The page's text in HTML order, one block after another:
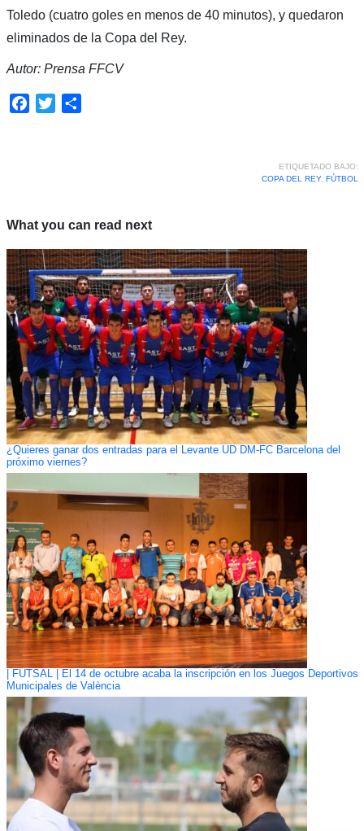
Toledo (cuatro goles en menos de 40 minutos), y quedaron
eliminados de la Copa del Rey.
Autor: Prensa FFCV
Facebook
Twitter
ETIQUETADO BAJO:
COPA DEL REY, FÚTBOL
What you can read next
¿Quieres ganar dos entradas para el Levante UD DM-FC Barcelona del
próximo viernes?
| FUTSAL | El 14 de octubre acaba la inscripción en los Juegos Deportivos
Municipales de València